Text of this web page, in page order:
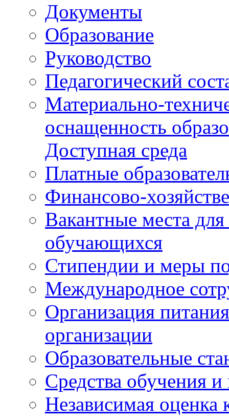
Документы
Образование
Руководство
Педагогический
Материально-
оснащенность
Доступная среда
Платные
Финансово-
Вакантные места
обучающихся
Стипендии и меры
Международное
Организация
организации
Образовательные
Средства обучения и
Независимая оценка